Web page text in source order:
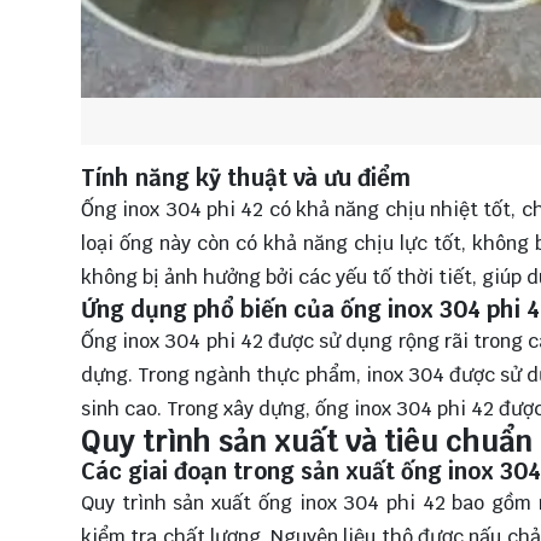
Tính năng kỹ thuật và ưu điểm
Ống inox 304 phi 42 có khả năng chịu nhiệt tốt,
loại ống này còn có khả năng chịu lực tốt,
không bị ảnh hưởng bởi các yếu tố thời tiết, giúp
Ứng dụng phổ biến của ống inox 304 phi
Ống inox 304 phi 42 được sử dụng rộng rãi trong
dựng. Trong ngành thực phẩm, inox 304 được sử
sinh cao. Trong xây dựng, ống inox 304 phi 42
Quy trình sản xuất và tiêu
Các giai đoạn trong sản xuất ống inox
Quy trình sản xuất ống inox 304 phi 42 bao